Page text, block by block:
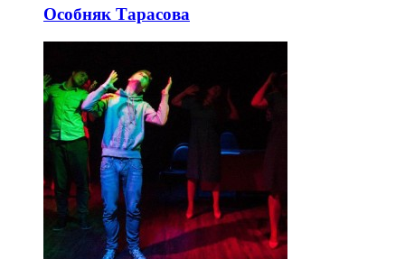
Особняк Тарасова